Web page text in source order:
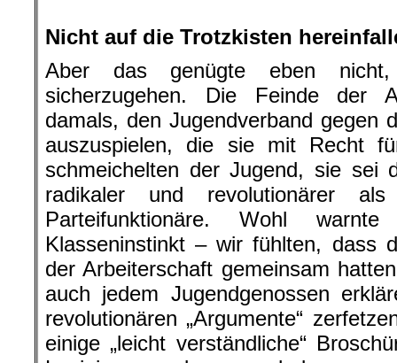
Nicht auf die Trotzkisten
Aber das genügte eben
sicherzugehen. Die Feinde der
damals, den Jugendverband gegen
auszuspielen, die sie mit Recht
schmeichelten der Jugend, sie sei
radikaler und revolutionärer
Parteifunktionäre. Wohl
Klasseninstinkt – wir fühlten, dass
der Arbeiterschaft gemeinsam
auch jedem Jugendgenossen
revolutionären „Argumente“
einige „leicht verständliche“